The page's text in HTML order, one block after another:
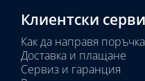
Клиентски
Как да направя поръчка
Доставка и плащане
Сервиз и гаранция